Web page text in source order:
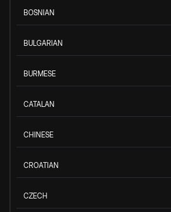
BOSNIAN
BULGARIAN
BURMESE
CATALAN
CHINESE
CROATIAN
CZECH